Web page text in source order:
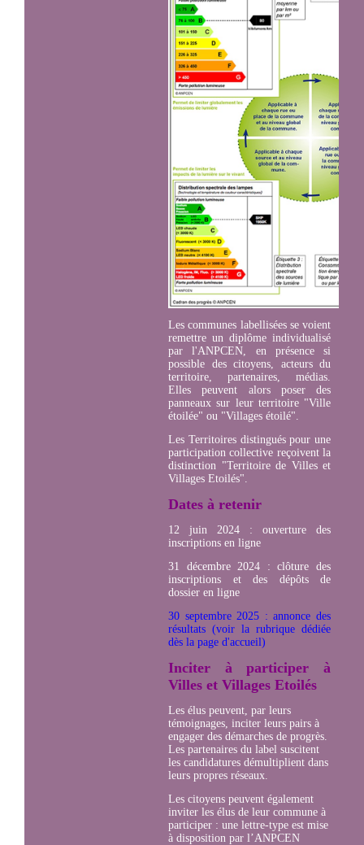
Les communes labellisées se voient
remettre un diplôme individualisé
par l'ANPCEN, en présence si
possible des citoyens, acteurs du
territoire, partenaires, médias.
Elles peuvent alors poser des
panneaux sur leur territoire "Ville
étoilée" ou "Villages étoilé".
Les Territoires distingués pour une
participation collective reçoivent la
distinction "Territoire de Villes et
Villages Etoilés".
Dates à retenir
12 juin 2024 : ouverture des
inscriptions en ligne
31 décembre 2024 : clôture des
inscriptions et des dépôts de
dossier en ligne
30 septembre 2025 : annonce des
résultats (voir la rubrique dédiée
dès la page d'accueil)
Inciter à participer à
Villes et Villages Etoilés
Les élus peuvent, par leurs
témoignages, inciter leurs pairs à
engager des démarches de progrès.
Les partenaires du label suscitent
les candidatures démultiplient dans
leurs propres réseaux.
Les citoyens peuvent également
inviter les élus de leur commune à
participer : une lettre-type est mise
à disposition par l’ANPCEN